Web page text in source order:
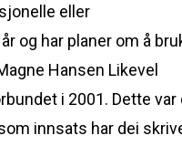
eller
og har planer om å
Hansen Likevel
i 2001. Dette var
innsats har dei